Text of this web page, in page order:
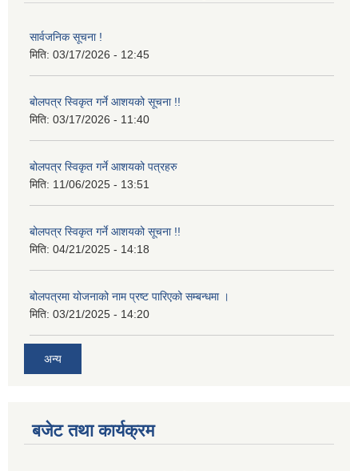
सार्वजनिक सूचना !
मिति: 03/17/2026 - 12:45
बोलपत्र स्विकृत गर्ने आशयको सूचना !!
मिति: 03/17/2026 - 11:40
बोलपत्र स्विकृत गर्ने आशयको पत्रहरु
मिति: 11/06/2025 - 13:51
बोलपत्र स्विकृत गर्ने आशयको सूचना !!
मिति: 04/21/2025 - 14:18
बोलपत्रमा योजनाको नाम प्रष्ट पारिएको सम्बन्धमा ।
मिति: 03/21/2025 - 14:20
अन्य
बजेट तथा कार्यक्रम